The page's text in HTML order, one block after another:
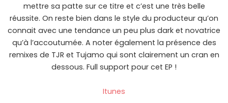
mettre sa patte sur ce titre et c’est une très belle
réussite. On reste bien dans le style du producteur qu’on
connait avec une tendance un peu plus dark et novatrice
qu’à l’accoutumée. A noter également la présence des
remixes de TJR et Tujamo qui sont clairement un cran en
dessous. Full support pour cet EP !
Itunes